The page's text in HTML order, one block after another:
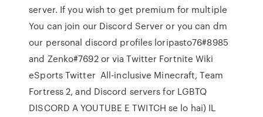
server. If you wish to get premium for multiple
You can join our Discord Server or you can dm
our personal discord profiles loripasto76#8985
and Zenko#7692 or via Twitter Fortnite Wiki
eSports Twitter All-inclusive Minecraft, Team
Fortress 2, and Discord servers for LGBTQ
DISCORD A YOUTUBE E TWITCH se lo hai) IL